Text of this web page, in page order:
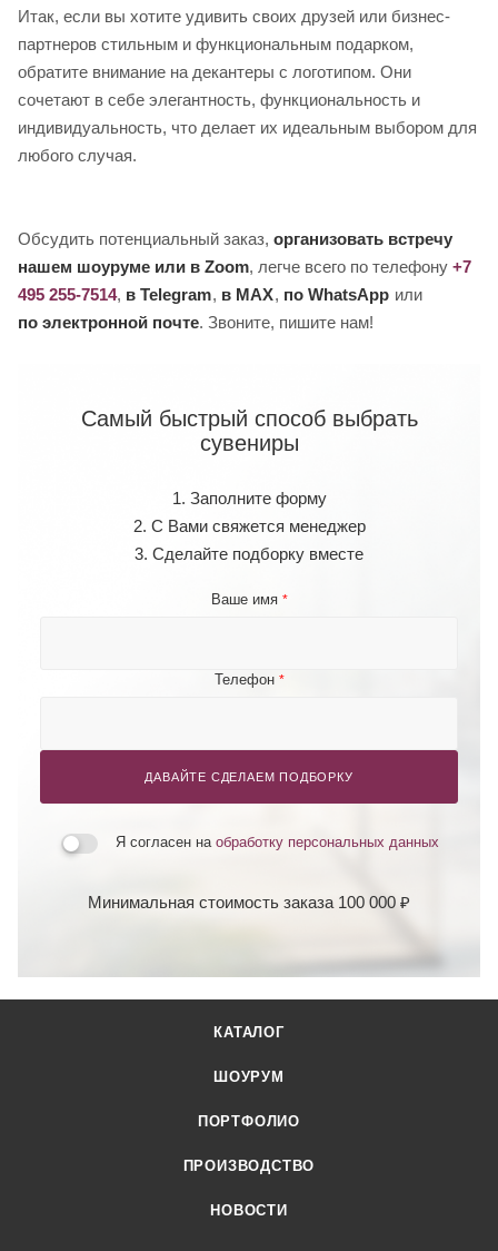
Итак, если вы хотите удивить своих друзей или бизнес-
партнеров стильным и функциональным подарком,
обратите внимание на декантеры с логотипом. Они
сочетают в себе элегантность, функциональность и
индивидуальность, что делает их идеальным выбором для
любого случая.
Обсудить потенциальный заказ, организовать встречу
нашем шоуруме или в Zoom, легче всего по телефону +7
495 255-7514, в Telegram, в MAX, по WhatsApp или
по электронной почте. Звоните, пишите нам!
Самый быстрый способ выбрать
сувениры
1. Заполните форму
2. С Вами свяжется менеджер
3. Сделайте подборку вместе
Ваше имя *
Телефон *
ДАВАЙТЕ СДЕЛАЕМ ПОДБОРКУ
Я согласен на обработку персональных данных
Минимальная стоимость заказа 100 000 ₽
КАТАЛОГ
ШОУРУМ
ПОРТФОЛИО
ПРОИЗВОДСТВО
НОВОСТИ